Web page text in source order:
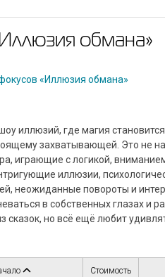
обмана»
иллюзий, где магия
захватывающей. Это не
играющие с логикой,
иллюзии,
неожиданные повороты и
в собственных глазах и
сказок, но всё ещё любит
Стоимость